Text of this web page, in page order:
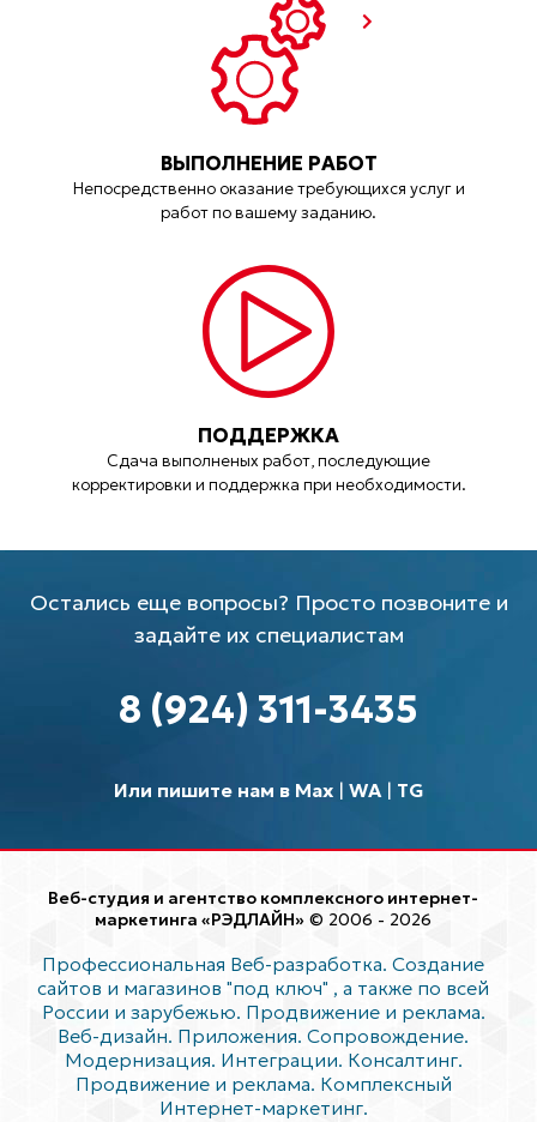
ВЫПОЛНЕНИЕ РАБОТ
Непосредственно оказание требующихся услуг и
работ по вашему заданию.
ПОДДЕРЖКА
Сдача выполненых работ, последующие
корректировки и поддержка при необходимости.
Остались еще вопросы? Просто позвоните и
задайте их специалистам
8 (924) 311-3435
Или пишите нам в Max| WA| TG
Веб-студия и агентство комплексного интернет-
маркетинга «РЭДЛАЙН» © 2006 - 2026
Профессиональная Веб-разработка. Создание
сайтов и магазинов "под ключ" , а также по всей
России и зарубежью. Продвижение и реклама.
Веб-дизайн. Приложения. Сопровождение.
Модернизация. Интеграции. Консалтинг.
Продвижение и реклама. Комплексный
Интернет-маркетинг.